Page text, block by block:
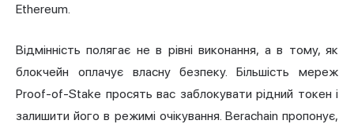
Ethereum.
Відмінність полягає не в рівні виконання, а в тому, як
блокчейн оплачує власну безпеку. Більшість мереж
Proof-of-Stake просять вас заблокувати рідний токен і
залишити його в режимі очікування. Berachain пропонує,